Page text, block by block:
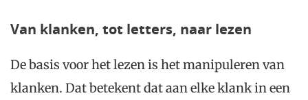
Van klanken, tot letters, naar lezen
De basis voor het lezen is het manipuleren van
klanken. Dat betekent dat aan elke klank in een